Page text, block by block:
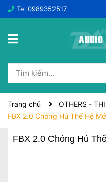
Tel 0989352517
Trang chủ
OTHERS -
FBX 2.0 Chóng Hú Thế Hệ
FBX 2.0 Chóng Hú